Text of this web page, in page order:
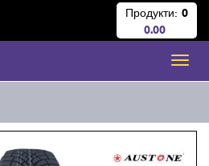
Продукти: 0
0.00